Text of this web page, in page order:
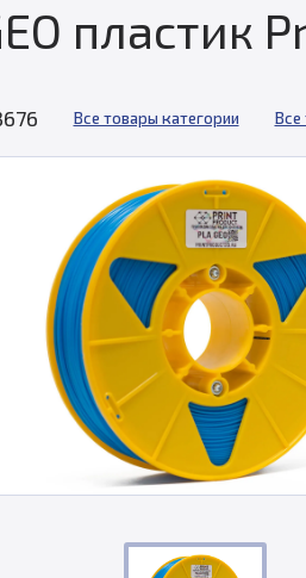
пластик
Все товары категории Все